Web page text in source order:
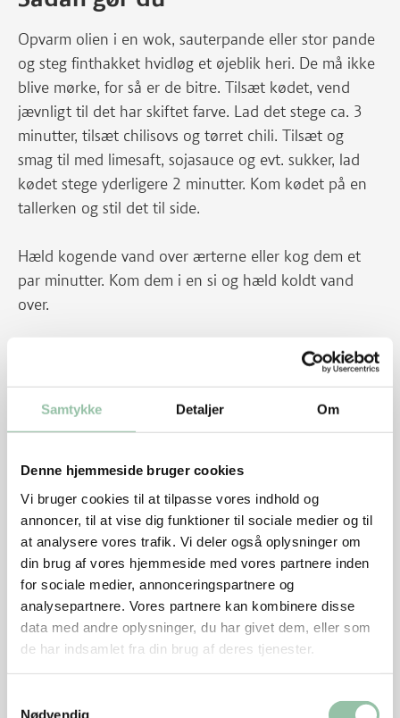
Samtykke Detaljer Om
Denne hjemmeside bruger cookies
Vi bruger cookies til at tilpasse vores indhold og
annoncer, til at vise dig funktioner til sociale medier og til
at analysere vores trafik. Vi deler også oplysninger om
din brug af vores hjemmeside med vores partnere inden
for sociale medier, annonceringspartnere og
analysepartnere. Vores partnere kan kombinere disse
data med andre oplysninger, du har givet dem, eller som
de har indsamlet fra din brug af deres tjenester.
Nødvendig
Opvarm olien i en wok, sauterpande eller stor pande
og steg finthakket hvidløg et øjeblik heri. De må ikke
blive mørke, for så er de bitre. Tilsæt kødet, vend
jævnligt til det har skiftet farve. Lad det stege ca. 3
minutter, tilsæt chilisovs og tørret chili. Tilsæt og
smag til med limesaft, sojasauce og evt. sukker, lad
kødet stege yderligere 2 minutter. Kom kødet på en
tallerken og stil det til side.
Hæld kogende vand over ærterne eller kog dem et
par minutter. Kom dem i en si og hæld koldt vand
over.
Skær den skyllede salat i strimler og bland kød og
Pynt med skyllet og klippet purløg og limebåde.
Tips
Retten kan også spises kold. Lav retten til to dage
evt. til madpakken næste dag. Stil straks den
portion, som skal gemmes, i køleskabet.
Retten kan laves med hakket kød med en lavere
fedtprocent, hvilket selvfølgelig vil give en mere
mager ret.
Salaten kan også laves med andre grøntsager, fx
gulerødder, spidskål eller bønner.